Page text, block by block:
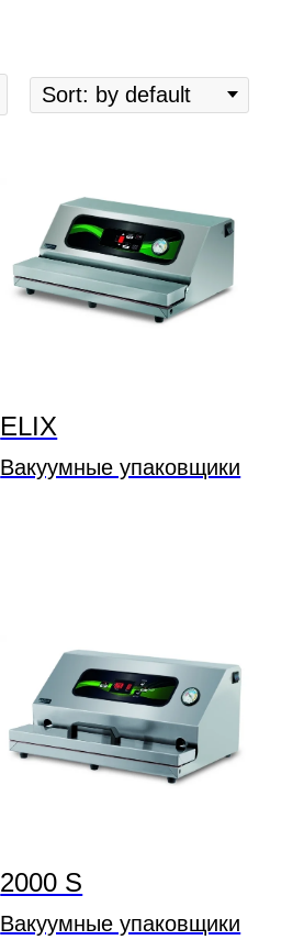
ELIX
Вакуумные упаковщики
2000 S
Вакуумные упаковщики